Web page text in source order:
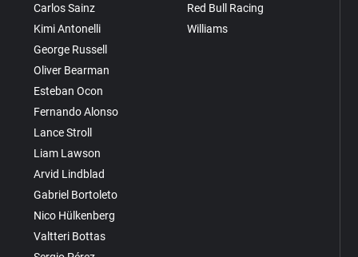
Carlos Sainz
Kimi Antonelli
George Russell
Oliver Bearman
Esteban Ocon
Fernando Alonso
Lance Stroll
Liam Lawson
Arvid Lindblad
Gabriel Bortoleto
Nico Hülkenberg
Valtteri Bottas
Red Bull Racing
Williams